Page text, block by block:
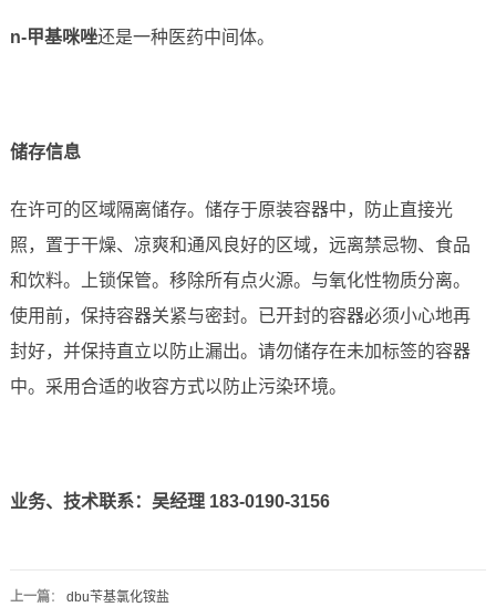
n-甲基咪唑还是一种医药中间体。
储存信息
在许可的区域隔离储存。储存于原装容器中，防止直接光
照，置于干燥、凉爽和通风良好的区域，远离禁忌物、食品
和饮料。上锁保管。移除所有点火源。与氧化性物质分离。
使用前，保持容器关紧与密封。已开封的容器必须小心地再
封好，并保持直立以防止漏出。请勿储存在未加标签的容器
中。采用合适的收容方式以防止污染环境。
业务、技术联系：吴经理 183-0190-3156
上一篇： dbu苄基氯化铵盐